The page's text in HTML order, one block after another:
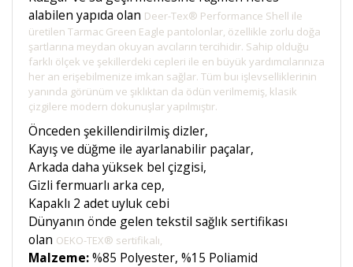
alabilen yapıda olan Deer-Tex® Performance Shell ile
üretilen Tarmac Green Eagle pantolonlar, özellikle zorlu doğa
şartlarına meydan okuyan avcıların tercihidir. Sahip olduğu
farklı ölçek ve şekillerdeki cepleri ile en büyük yardımcılarınıza
her an erişebilmenize imkan sağlar. Tüm buı işlevselliklerinin
yanında görünüm ve şıklıktan da ödün verilmemiş, klasik
çizgilere modern dokunuşlar yapılmıştır.
Önceden şekillendirilmiş dizler,
Kayış ve düğme ile ayarlanabilir paçalar,
Arkada daha yüksek bel çizgisi,
Gizli fermuarlı arka cep,
Kapaklı 2 adet uyluk cebi
Dünyanın önde gelen tekstil sağlık sertifikası
olan OEKO-TEX® sertifikalı,
Malzeme:%85 Polyester, %15 Poliamid